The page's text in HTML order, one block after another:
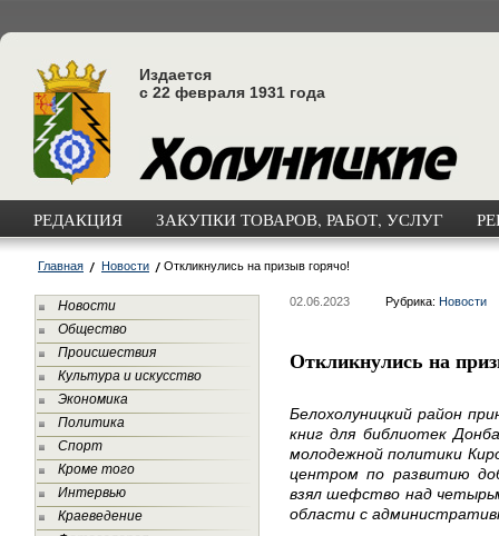
Издается
с 22 февраля 1931 года
РЕДАКЦИЯ ЗАКУПКИ ТОВАРОВ, РАБОТ, УСЛУГ
Главная Новости Откликнулись на призыв горячо!
Новости
Общество
Происшествия
Культура и искусство
Экономика
Политика
Спорт
Кроме того
Интервью
Краеведение
02.06.2023 Рубрика: Новости
Откликнулись на
Белохолуницкий район
книг для библиотек
молодежной политики
центром по развитию
взял шефство над
области с